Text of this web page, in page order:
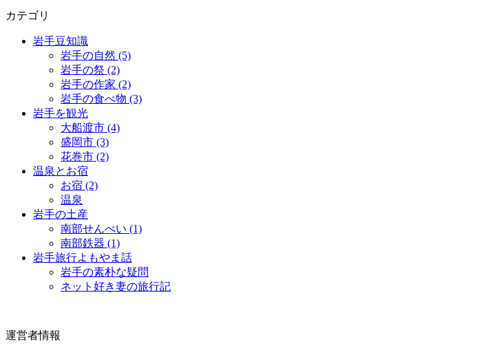
カテゴリ
岩手豆知識
岩手の自然 (5)
岩手の祭 (2)
岩手の作家 (2)
岩手の食べ物 (3)
岩手を観光
大船渡市 (4)
盛岡市 (3)
花巻市 (2)
温泉とお宿
お宿 (2)
温泉
岩手の土産
南部せんべい (1)
南部鉄器 (1)
岩手旅行よもやま話
岩手の素朴な疑問
ネット好き妻の旅行記
運営者情報